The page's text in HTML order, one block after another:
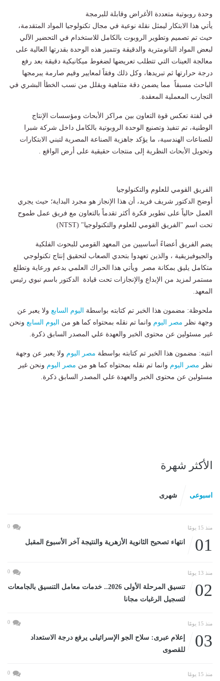
وحدة روبوتية متعددة الأغراض وقابلة للبرمجة
يأتي هذا الابتكار ليمثل نقلة نوعية في مجال تكنولوجيا المواد المتقدمة،
حيث تم تصميم وتطوير الروبوت بالكامل للاستخدام في التحضير الآلي
لبعض المواد النانومترية والدقيقة وتتميز هذه الوحدة بقدرتها العالية على
معالجة العينات التي تتطلب تعريضها لضغوط ميكانيكية دقيقة بعد رفع
درجة حرارتها ثم تبريدها، وكل ذلك وفقاً لمعايير وقيم صارمة يبرمجها
الباحث مسبقاً مما يضمن دقة متناهية ويقلل من نسب الخطأ البشري في
التجارب المعملية المعقدة.
في لفتة تعكس قوة التعاون بين مراكز الأبحاث ومؤسسات الإنتاج
الوطنية، تم تنفيذ وتصنيع الوحدة الروبوتية بالكامل داخل شركة شبرا
للصناعات الهندسية، ما يؤكد جاهزية الصناعة المصرية لتبني الابتكارات
وتحويل الأبحاث النظرية إلى منتجات حقيقية على أرض الواقع .
الفريق القومي للعلوم والتكنولوجيا
أوضح الدكتور شريف فريد، أن هذا الإنجاز هو مجرد البداية؛ حيث يجري
العمل حالياً على تطوير فكرة أكثر تقدماً بالتعاون مع فريق عمل طموح
تحت اسم "الفريق القومي للعلوم والتكنولوجيا" (NTST)
يضم الفريق أعضاءً أساسيين من المعهد القومي للبحوث الفلكية
والجيوفيزيقية ، والذين تعهدوا بتحدي الصعاب لتحقيق إنتاج تكنولوجي
متكامل يليق بمكانة مصر ويأتي هذا الحراك العلمي بدعم ورعاية وتطلع
مستمر لمزيد من الإبداع والإنجازات تحت قيادة الدكتور باسم نبوي رئيس
المعهد.
ملحوظة: مضمون هذا الخبر تم كتابته بواسطة اليوم السابع ولا يعبر عن
وجهة نظر مصر اليوم وانما تم نقله بمحتواه كما هو من اليوم السابع ونحن
غير مسئولين عن محتوى الخبر والعهدة علي المصدر السابق ذكرة.
انتبه: مضمون هذا الخبر تم كتابته بواسطة مصر اليوم ولا يعبر عن وجهة
نظر مصر اليوم وانما تم نقله بمحتواه كما هو من مصر اليوم ونحن غير
مسئولين عن محتوى الخبر والعهدة علي المصدر السابق ذكرة.
الأكثر شهرة
اسبوعى شهرى
منذ 15 يومًا 0
01 انتهاء تصحيح الثانوية الأزهرية والنتيجة آخر الأسبوع المقبل
منذ 13 يومًا 0
02
تنسيق المرحلة الأولى 2026.. خدمات معامل التنسيق بالجامعات
لتسجيل الرغبات مجانا
منذ 15 يومًا 0
03
إعلام عبرى: سلاح الجو الإسرائيلى يرفع درجة الاستعداد
للقصوى
منذ 15 يومًا 0